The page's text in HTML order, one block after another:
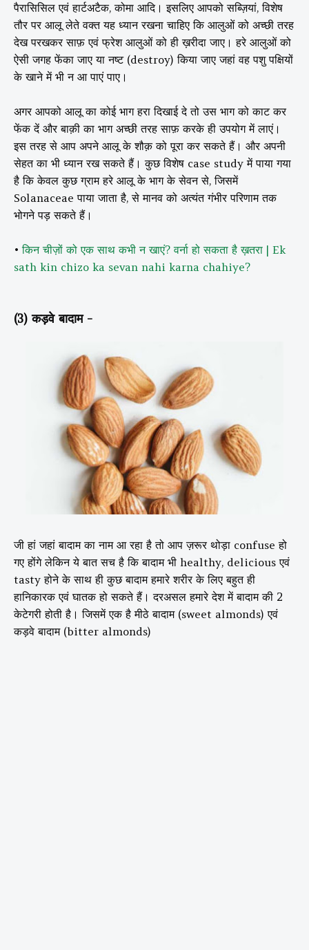
पैरासिसिल एवं हार्टअटैक, कोमा आदि। इसलिए आपको सब्ज़ियां, विशेष
तौर पर आलू लेते वक्त यह ध्यान रखना चाहिए कि आलुओं को अच्छी तरह
देख परखकर साफ़ एवं फ्रेश आलुओं को ही ख़रीदा जाए। हरे आलुओं को
ऐसी जगह फेंका जाए या नष्ट (destroy) किया जाए जहां वह पशु पक्षियों
के खाने में भी न आ पाएं पाए।
अगर आपको आलू का कोई भाग हरा दिखाई दे तो उस भाग को काट कर
फेंक दें और बाक़ी का भाग अच्छी तरह साफ़ करके ही उपयोग में लाएं।
इस तरह से आप अपने आलू के शौक़ को पूरा कर सकते हैं। और अपनी
सेहत का भी ध्यान रख सकते हैं। कुछ विशेष case study में पाया गया
है कि केवल कुछ ग्राम हरे आलू के भाग के सेवन से, जिसमें
Solanaceae पाया जाता है, से मानव को अत्यंत गंभीर परिणाम तक
भोगने पड़ सकते हैं।
•किन चीज़ों को एक साथ कभी न खाएं? वर्ना हो सकता है ख़तरा | Ek
sath kin chizo ka sevan nahi karna chahiye?
(3) कड़वे बादाम -
जी हां जहां बादाम का नाम आ रहा है तो आप ज़रूर थोड़ा confuse हो
गए होंगे लेकिन ये बात सच है कि बादाम भी healthy, delicious एवं
tasty होने के साथ ही कुछ बादाम हमारे शरीर के लिए बहुत ही
हानिकारक एवं घातक हो सकते हैं। दरअसल हमारे देश में बादाम की 2
केटेगरी होती है। जिसमें एक है मीठे बादाम (sweet almonds) एवं
कड़वे बादाम (bitter almonds)